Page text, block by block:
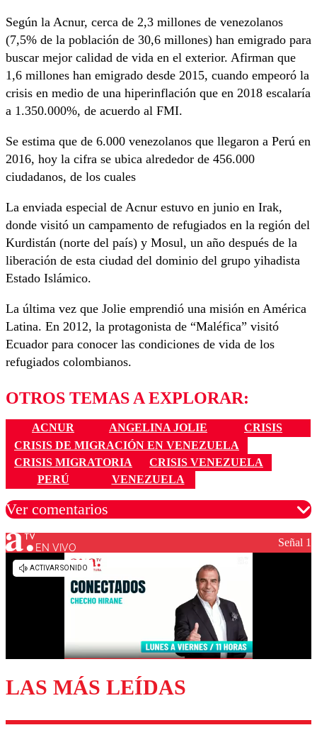
Según la Acnur, cerca de 2,3 millones de venezolanos
(7,5% de la población de 30,6 millones) han emigrado para
buscar mejor calidad de vida en el exterior. Afirman que
1,6 millones han emigrado desde 2015, cuando empeoró la
crisis en medio de una hiperinflación que en 2018 escalaría
a 1.350.000%, de acuerdo al FMI.
Se estima que de 6.000 venezolanos que llegaron a Perú en
2016, hoy la cifra se ubica alrededor de 456.000
ciudadanos, de los cuales
La enviada especial de Acnur estuvo en junio en Irak,
donde visitó un campamento de refugiados en la región del
Kurdistán (norte del país) y Mosul, un año después de la
liberación de esta ciudad del dominio del grupo yihadista
Estado Islámico.
La última vez que Jolie emprendió una misión en América
Latina. En 2012, la protagonista de “Maléfica” visitó
Ecuador para conocer las condiciones de vida de los
refugiados colombianos.
OTROS TEMAS A EXPLORAR:
ACNUR ANGELINA JOLIE
CRISIS
CRISIS DE MIGRACIÓN EN VENEZUELA
CRISIS MIGRATORIA
CRISIS VENEZUELA
PERÚ
VENEZUELA
Ver comentarios
Los comentarios son moderados para garantizar un
diálogo respetuoso.
Enviar comentario
EN VIVO Señal 1
LAS MÁS LEÍDAS